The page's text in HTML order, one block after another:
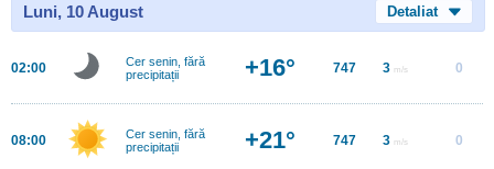
Luni, 10 August Detaliat
02:00
Cer senin, fără
precipitații
+16° 747 3 m/s 0
08:00
Cer senin, fără
precipitații
+21° 747 3 m/s 0